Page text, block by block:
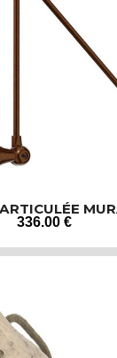
336.00 €